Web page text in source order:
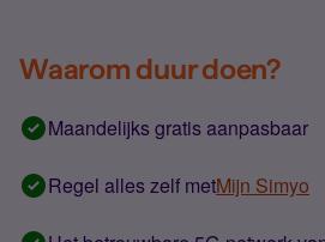
Waarom duur doen?
Maandelijks gratis aanpasbaar
Regel alles zelf metMijn Simyo